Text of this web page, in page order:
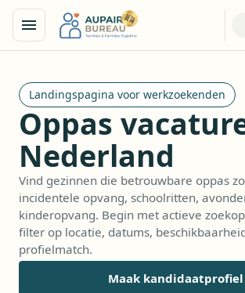
Landingspagina voor werkzoekenden
Oppas
Nederland
Vind gezinnen die betrouwbare oppas
incidentele opvang, schoolritten,
kinderopvang. Begin met actieve
filter op locatie, datums,
profielmatch.
Maak kandidaatprofiel